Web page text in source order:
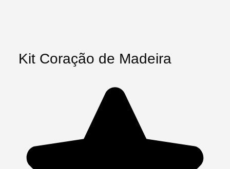
Kit Coração de Madeira